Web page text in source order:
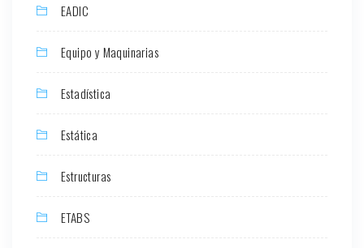
EADIC
Equipo y Maquinarias
Estadística
Estática
Estructuras
ETABS